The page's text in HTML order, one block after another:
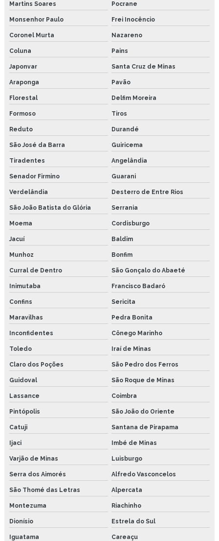
Martins Soares Pocrane
Monsenhor Paulo Frei Inocêncio
Coronel Murta Nazareno
Coluna Pains
Japonvar Santa Cruz de Minas
Araponga Pavão
Florestal Delfim Moreira
Formoso Tiros
Reduto Durandé
São José da Barra Guiricema
Tiradentes Angelândia
Senador Firmino Guarani
Verdelândia Desterro de Entre Rios
São João Batista do Glória Serrania
Moema Cordisburgo
Jacuí Baldim
Munhoz Bonfim
Curral de Dentro São Gonçalo do Abaeté
Inimutaba Francisco Badaró
Confins Sericita
Maravilhas Pedra Bonita
Inconfidentes Cônego Marinho
Toledo Iraí de Minas
Claro dos Poções São Pedro dos Ferros
Guidoval São Roque de Minas
Lassance Coimbra
Pintópolis São João do Oriente
Catuji Santana de Pirapama
Ijaci Imbé de Minas
Varjão de Minas Luisburgo
Serra dos Aimorés Alfredo Vasconcelos
São Thomé das Letras Alpercata
Montezuma Riachinho
Dionísio Estrela do Sul
Iguatama Careaçu